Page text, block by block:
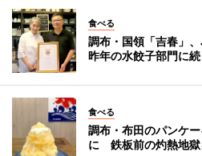
食べる
調布・国領「吉春」
昨年の水餃子部門に続
食べる
調布・布田のパンケ
に 鉄板前の灼熱地獄